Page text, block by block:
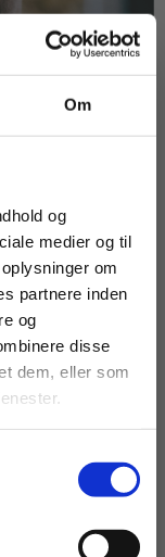
Om
og
medier og til
om
partnere inden
og
disse
dem, eller som
mm.
og
Du
priser ekskl.